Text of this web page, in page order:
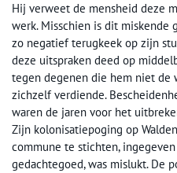
Hij verweet de mensheid deze
werk. Misschien is dit miskende
zo negatief terugkeek op zijn
deze uitspraken deed op
tegen degenen die hem niet de
zichzelf verdiende.
waren de jaren voor het
Zijn kolonisatiepoging op
commune te stichten,
gedachtegoed, was mislukt. De